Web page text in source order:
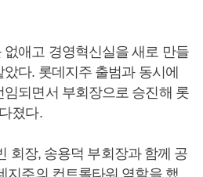
애고 경영혁신실을 새로 만들
다. 롯데지주 출범과 동시에
되면서 부회장으로 승진해 롯
졌다.
회장, 송용덕 부회장과 함께 공